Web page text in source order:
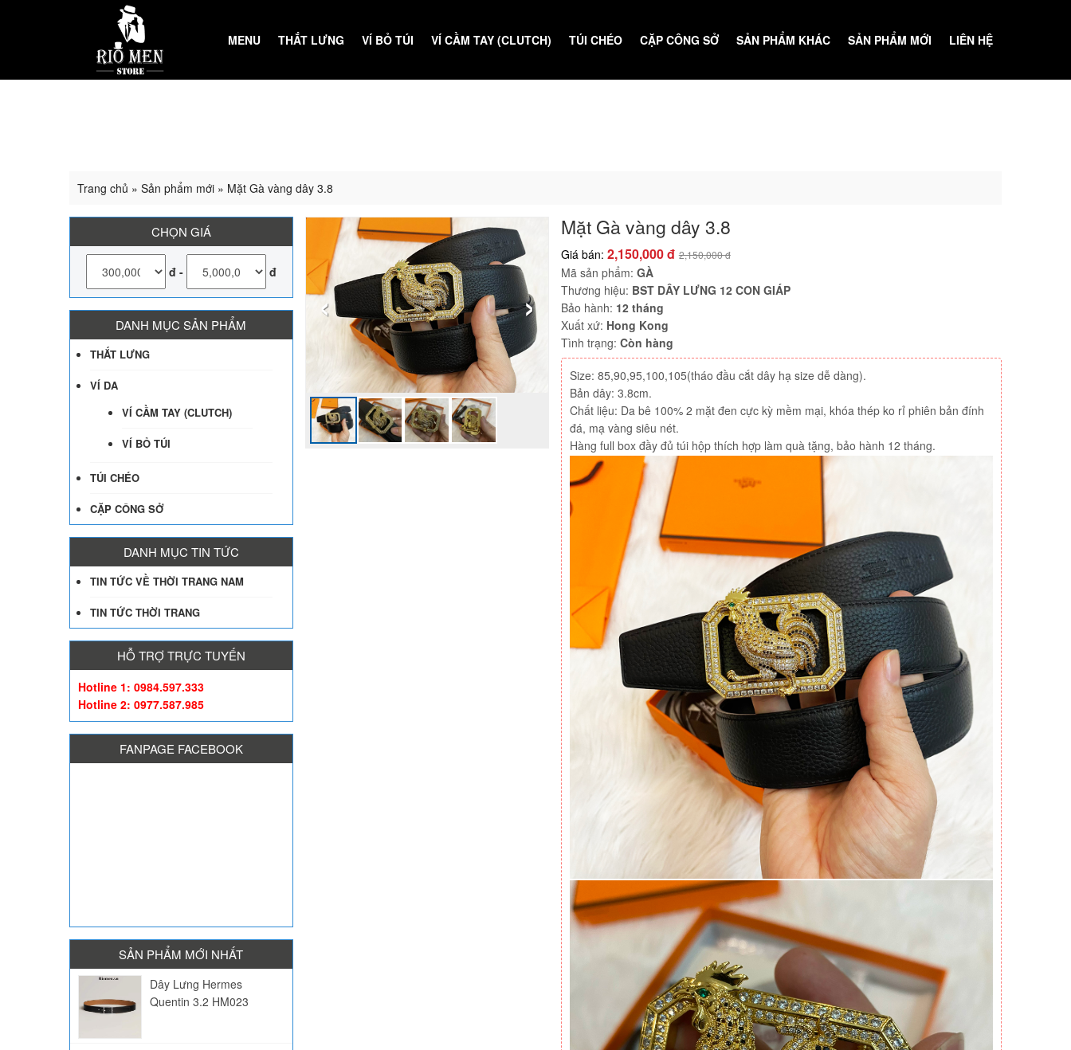
MENU THẮT LƯNG VÍ BỎ TÚI VÍ CẦM TAY (CLUTCH) TÚI CHÉO CẶP CÔNG SỞ SẢN PHẨM KHÁC SẢN PHẨM MỚI LIÊN HỆ
Trang chủ » Sản phẩm mới » Mặt Gà vàng dây 3.8
‹ ›
Mặt Gà vàng dây 3.8
Giá bán: 2,150,000 đ 2,150,000 đ
Mã sản phẩm: GÀ
Thương hiệu: BST DÂY LƯNG 12 CON GIÁP
Bảo hành: 12 tháng
Xuất xứ: Hong Kong
Tình trạng: Còn hàng
Size: 85,90,95,100,105(tháo đầu cắt dây hạ size dễ dàng).
Bản dây: 3.8cm.
Chất liệu: Da bê 100% 2 mặt đen cực kỳ mềm mại, khóa thép ko rỉ phiên bản đính
đá, mạ vàng siêu nét.
Hàng full box đầy đủ túi hộp thích hợp làm quà tặng, bảo hành 12 tháng.
CHỌN GIÁ
đ - đ
DANH MỤC SẢN PHẨM
THẮT LƯNG
VÍ DA
VÍ CẦM TAY (CLUTCH)
VÍ BỎ TÚI
TÚI CHÉO
CẶP CÔNG SỞ
DANH MỤC TIN TỨC
TIN TỨC VỀ THỜI TRANG NAM
TIN TỨC THỜI TRANG
HỖ TRỢ TRỰC TUYẾN
Hotline 1: 0984.597.333
Hotline 2: 0977.587.985
FANPAGE FACEBOOK
SẢN PHẨM MỚI NHẤT
Dây Lưng Hermes
Quentin 3.2 HM023